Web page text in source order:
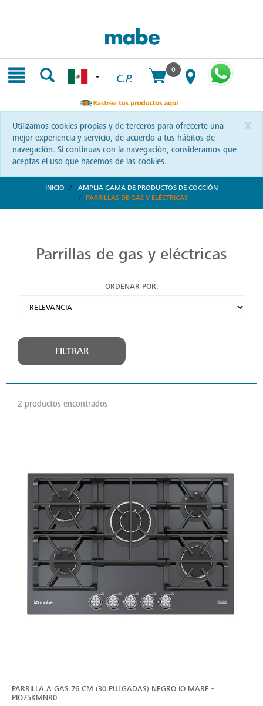
C.P.
0
x
Utilizamos cookies propias y de terceros para ofrecerte una
mejor experiencia y servicio, de acuerdo a tus hábitos de
navegación. Si continuas con la navegación, consideramos que
aceptas el uso que hacemos de las cookies.
INICIO
AMPLIA GAMA DE PRODUCTOS DE COCCIÓN
PARRILLAS DE GAS Y ELÉCTRICAS
Parrillas de gas y eléctricas
ORDENAR POR:
FILTRAR
2 productos encontrados
PARRILLA A GAS 76 CM (30 PULGADAS) NEGRO IO MABE -
PIO75KMNR0